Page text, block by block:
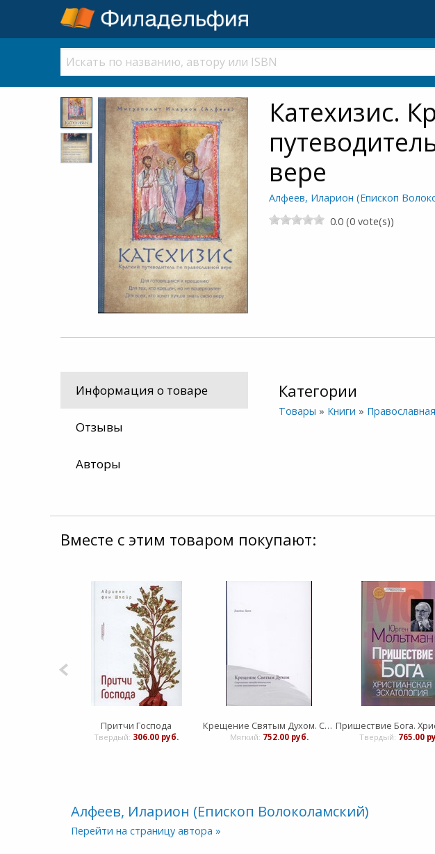
Катехизис.
вере
Алфеев, Иларион (Епископ
0.0 (0 vote(s))
Информация о товаре
Отзывы
Авторы
Категории
Товары » Книги »
Вместе с этим товаром покупают:
Притчи Господа
Твердый: 306.00 руб.
Крещение Святым Духом. Современное пятидесятничество в свете новозаветнего учения
Мягкий: 752.00 руб. Твердый: 765.00
Алфеев, Иларион (Епископ Волоколамский)
Перейти на страницу автора »